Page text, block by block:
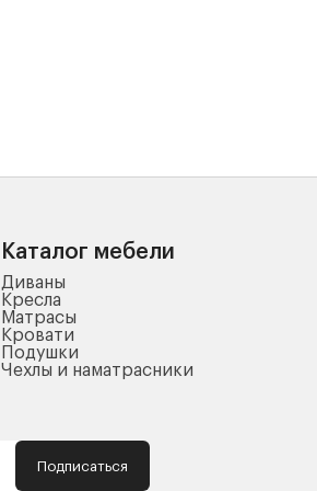
Каталог мебели
Диваны
Кресла
Матрасы
Кровати
Подушки
Чехлы и наматрасники
Подписаться